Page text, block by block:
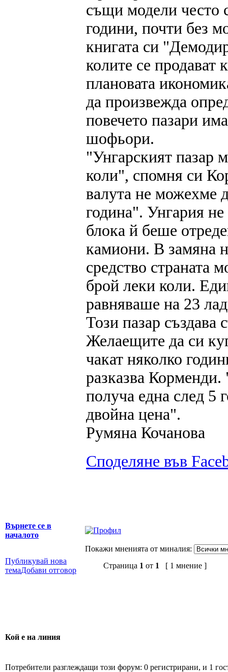
същи модели често
години, почти без
книгата си
колите се продават
плановата
да произвежда
повечето пазари
шофьори.
"Унгарският пазар
коли", спомня си
валута не можехме
година". Унгария
блока й беше
камиони. В замяна
средство страната
брой леки коли.
равняваше на 23
Този пазар създава
Желаещите да си
чакат няколко
разказва
получа една след 5
двойна цена".
Румяна Кочанова
Споделяне във
Върнете се в
началото
Покажи мненията от миналия:
Публикувай нова
темаДобави отговор
Страница 1 от 1 [ 1 мнение ]
Кой е на линия
Потребители разглеждащи този форум: 0 регистрирани, и 1